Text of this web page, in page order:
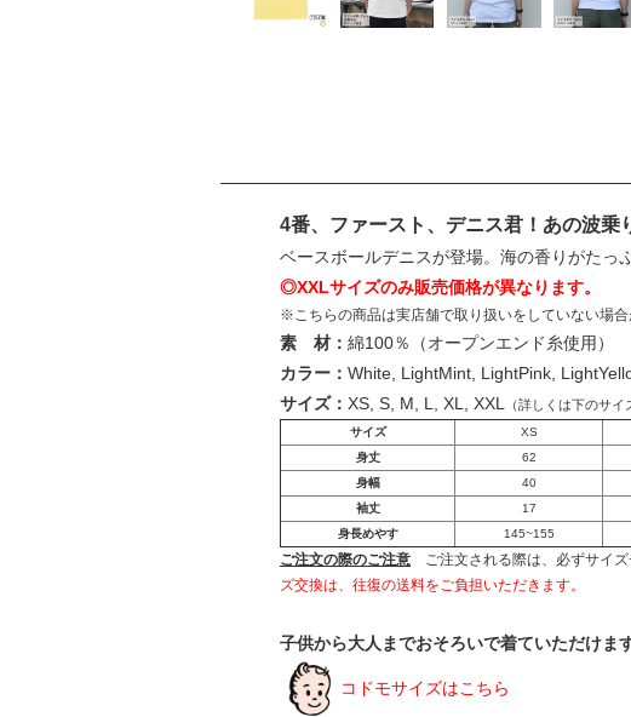
4番、ファースト、デニス君！あの波乗
ベースボールデニスが登場。海の香りがたっ
◎XXLサイズのみ販売価格が異なります。
※こちらの商品は実店舗で取り扱いをしていない場
素 材： 綿100％（オープンエンド糸使用）
カラー： White, LightMint, LightPink,
サイズ： XS, S, M, L, XL, XXL （詳しくは下のサ
サイズ XS
身丈
62
身幅
40
袖丈
17
身長めやす
145~155
ご注文の際のご注意 ご注文される際は、必ずサイズ
ズ交換は、往復の送料をご負担いただきます。
子供から大人までおそろいで着ていただけま
コドモサイズはこちら